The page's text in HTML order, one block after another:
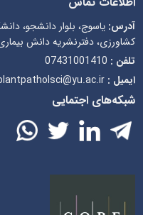
آدرس:یاسوج، بلوار دانشجو،
کشاورزی، دفترنشریه دانش
تلفن : 07431001410
ایمیل : ijplantpatholsci@yu.ac.ir
شبکه‌های اجتمایی